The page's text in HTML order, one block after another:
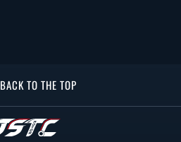
BACK TO THE TOP